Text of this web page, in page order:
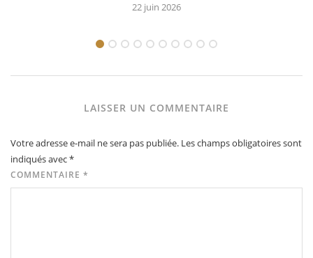
22 juin 2026
LAISSER UN COMMENTAIRE
Votre adresse e-mail ne sera pas publiée. Les champs obligatoires sont
indiqués avec*
COMMENTAIRE *